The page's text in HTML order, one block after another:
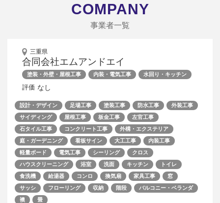
COMPANY
事業者一覧
三重県
合同会社エムアンドエイ
塗装・外壁・屋根工事 内装・電気工事 水回り・キッチン
評価 なし
設計・デザイン 足場工事 塗装工事 防水工事
外装工事
サイディング
屋根工事 板金工事
左官工事
石タイル工事
コンクリート工事
外構・エクステリア
庭・ガーデニング
看板サイン 大工工事
内装工事
軽量ボード
電気工事 シーリング
クロス
ハウスクリーニング
浴室 洗面 キッチン
トイレ
食洗機
給湯器 コンロ 換気扇 家具工事
窓
サッシ
フローリング 収納 階段
バルコニー・ベランダ
襖
畳